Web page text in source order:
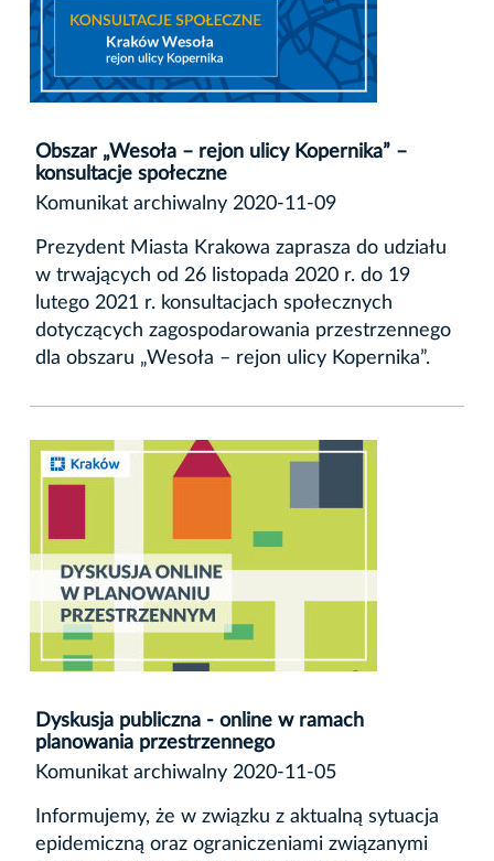
Obszar „Wesoła – rejon ulicy Kopernika” –
konsultacje społeczne
Komunikat archiwalny 2020-11-09
Prezydent Miasta Krakowa zaprasza do udziału
w trwających od 26 listopada 2020 r. do 19
lutego 2021 r. konsultacjach społecznych
dotyczących zagospodarowania przestrzennego
dla obszaru „Wesoła – rejon ulicy Kopernika”.
Dyskusja publiczna - online w ramach
planowania przestrzennego
Komunikat archiwalny 2020-11-05
Informujemy, że w związku z aktualną sytuacja
epidemiczną oraz ograniczeniami związanymi